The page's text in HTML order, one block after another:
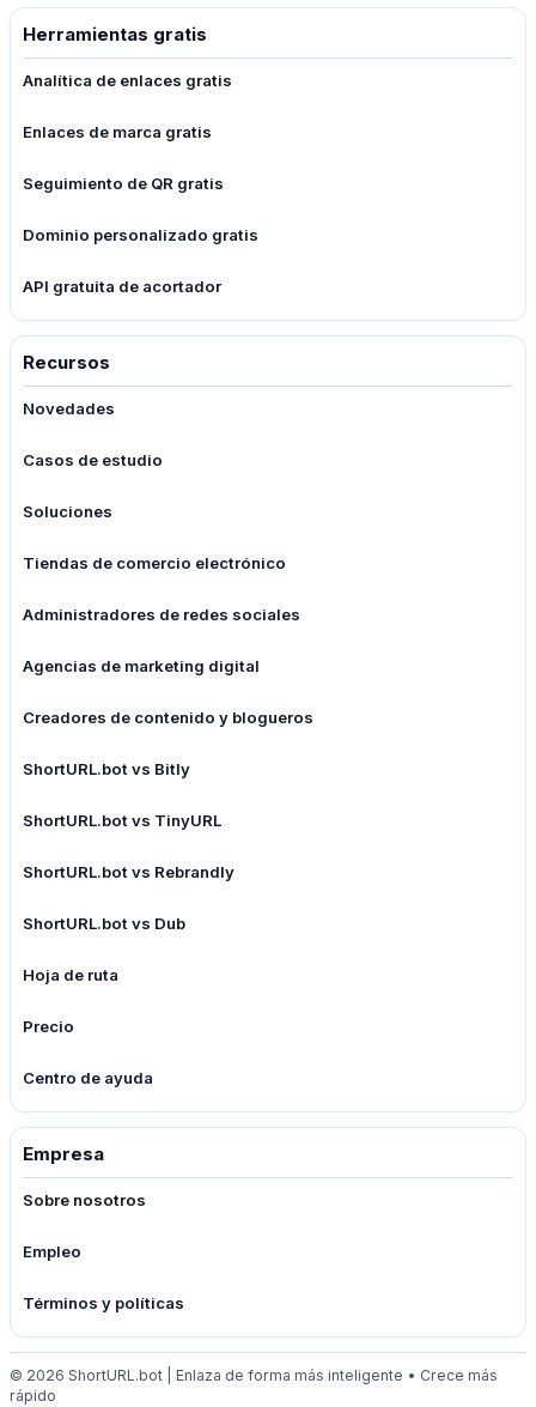
Herramientas gratis
Analítica de enlaces gratis
Enlaces de marca gratis
Seguimiento de QR gratis
Dominio personalizado gratis
API gratuita de acortador
Recursos
Novedades
Casos de estudio
Soluciones
Tiendas de comercio electrónico
Administradores de redes sociales
Agencias de marketing digital
Creadores de contenido y blogueros
ShortURL.bot vs Bitly
ShortURL.bot vs TinyURL
ShortURL.bot vs Rebrandly
ShortURL.bot vs Dub
Hoja de ruta
Precio
Centro de ayuda
Empresa
Sobre nosotros
Empleo
Términos y políticas
© 2026 ShortURL.bot | Enlaza de forma más inteligente • Crece más
rápido